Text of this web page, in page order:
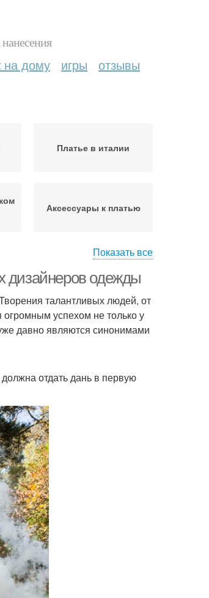
на дому игры отзывы
Платье в италии
Аксессуары к платью
Показать все
дизайнеров одежды
талантливых людей, от
успехом не только у
давно являются синонимами
отдать дань в первую